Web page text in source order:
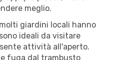
meglio.
molti giardini locali hanno
ideali da visitare
attività all'aperto.
fuga dal trambusto